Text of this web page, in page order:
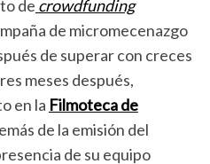
de crowdfunding
de micromecenazgo
de superar con creces
meses después,
en la Filmoteca de
de la emisión del
de su equipo